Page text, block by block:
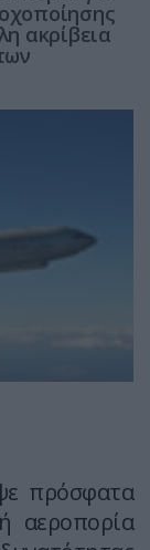
ακρίβεια
πρόσφατα
αεροπορία